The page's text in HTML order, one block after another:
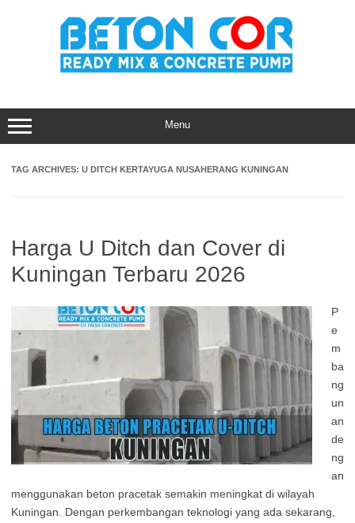
Menu
TAG ARCHIVES: U DITCH KERTAYUGA NUSAHERANG KUNINGAN
Harga U Ditch dan Cover di
Kuningan Terbaru 2026
P
e
m
ba
ng
un
an
de
ng
an
menggunakan beton pracetak semakin meningkat di wilayah
Kuningan. Dengan perkembangan teknologi yang ada sekarang,